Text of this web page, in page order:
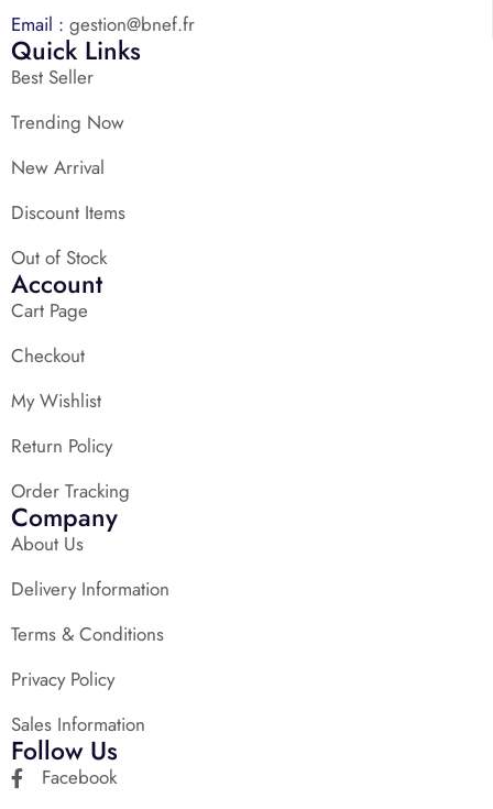
Email : gestion@bnef.fr
Quick Links
Best Seller
Trending Now
New Arrival
Discount Items
Out of Stock
Account
Cart Page
Checkout
My Wishlist
Return Policy
Order Tracking
Company
About Us
Delivery Information
Terms & Conditions
Privacy Policy
Sales Information
Follow Us
Facebook